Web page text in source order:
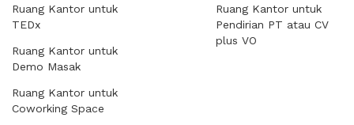
Ruang Kantor untuk
TEDx
Ruang Kantor untuk
Demo Masak
Ruang Kantor untuk
Coworking Space
Ruang Kantor untuk
Pendirian PT atau CV
plus VO